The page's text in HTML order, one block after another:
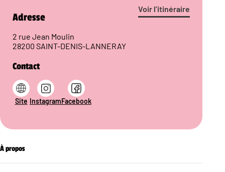
Voir l’itinéraire
Adresse
2 rue Jean Moulin
28200 SAINT-DENIS-LANNERAY
Contact
Site InstagramFacebook
À propos